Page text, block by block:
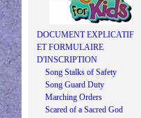
DOCUMENT EXPLICATIF
ET FORMULAIRE
D'INSCRIPTION
Song Stalks of Safety
Song Guard Duty
Marching Orders
Scared of a Sacred God